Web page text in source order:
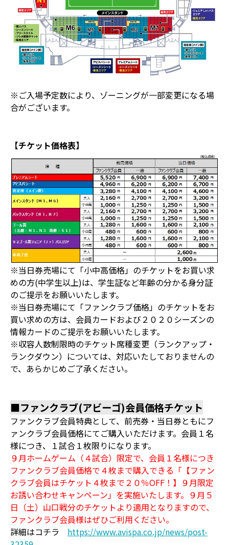
※ご入場予定数により、ゾーニングが一部変更になる場
合がございます。
【チケット価格表】
※当日券売場にて「小中高価格」のチケットをお買い求
めの方(中学生以上)は、学生証など年齢の分かる身分証
のご提示をお願いいたします。
※当日券売場にて「ファンクラブ価格」のチケットをお
買い求めの方は、会員カードおよび２０２０シーズンの
情報カードのご提示をお願いいたします。
※収容人数制限時のチケット席種変更（ランクアップ・
ランクダウン）については、対応いたしておりませんの
で、あらかじめご了承ください。
■ファンクラブ(アビーゴ)会員価格チケット
ファンクラブ会員特典として、前売券・当日券ともにフ
ァンクラブ会員価格にてご購入いただけます。会員１名
様につき、１試合１枚限りになります。
９月ホームゲーム（４試合）限定で、会員１名様につき
ファンクラブ会員価格で４枚まで購入できる「【ファン
クラブ会員はチケット４枚まで２０％OFF！】９月限定
お誘い合わせキャンペーン」を実施いたします。９月５
日（土）山口戦分のチケットより適用となりますので、
ファンクラブ会員様はぜひご利用ください。
詳細はコチラ https://www.avispa.co.jp/news/post-